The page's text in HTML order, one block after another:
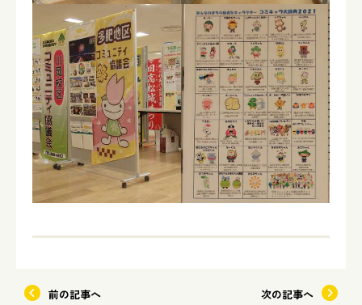
前の記事へ 次の記事へ